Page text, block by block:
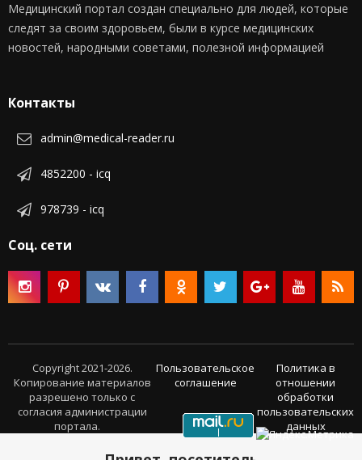
Медицинский портал создан специально для людей, которые
следят за своим здоровьем, были в курсе медицинских
новостей, народными советами, полезной информацией
Контакты
admin@medical-reader.ru
4852200 - icq
978739 - icq
Соц. сети
Copyright 2021-2026.
Копирование материалов
разрешено только с
согласия администрации
портала.
Пользовательское
соглашение
Политика в
отношении
обработки
пользовательских
данных